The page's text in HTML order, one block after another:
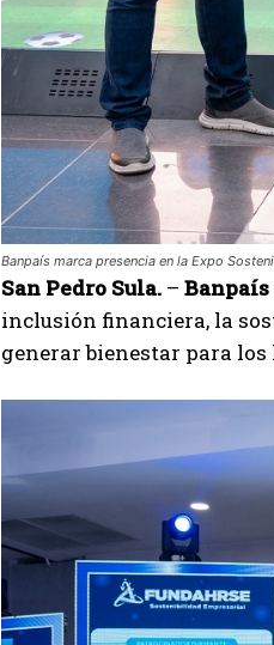
Banpaís marca presencia en la Expo
San Pedro Sula. – Banpaís
inclusión financiera, la
generar bienestar para